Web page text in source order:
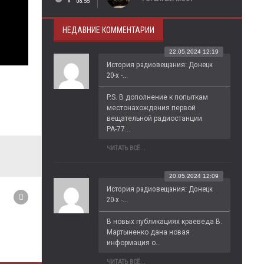
НЕДАВНИЕ КОММЕНТАРИИ
История радиовещания: Донецк
20-х -...
22.05.2024 12:19
P.S. В дополнение к попыткам
местонахождения первой
вещательной радиостанции
РА-77...
ЧИТАТЬ ВСЁ...
История радиовещания: Донецк
20-х -...
20.05.2024 12:09
В новых публикациях краеведа В.
Мартыненко дана новая
информация о...
ЧИТАТЬ ВСЁ...